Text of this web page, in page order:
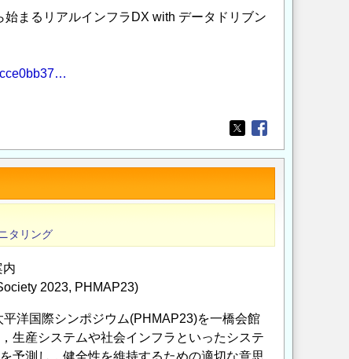
まるリアルインフラDX with データドリブン
Opens in a new
Opens in a new
タリング
内
2023, PHMAP23)
洋国際シンポジウム(PHMAP23)を一橋会館
生産システムや社会インフラといったシステ
予測し，健全性を維持するための適切な意思